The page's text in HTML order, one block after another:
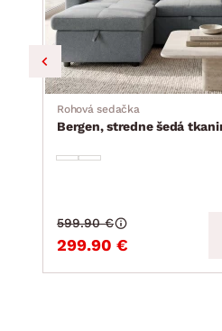
Rohová sedačka
Bergen, stredne šedá
299.90 €
599.90 €